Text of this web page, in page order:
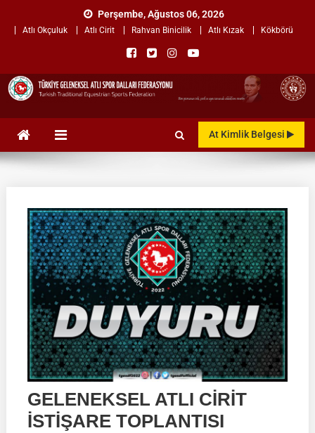
Perşembe, Ağustos 06, 2026
Atlı Okçuluk Atlı Cirit Rahvan Binicilik Atlı Kızak Kökbörü
TÜRKİYE GELENEKSEL ATLI
SPOR DALLARIAt Kimlik Belgesi
GELENEKSEL ATLI CİRİT
İSTİŞARE TOPLANTISI